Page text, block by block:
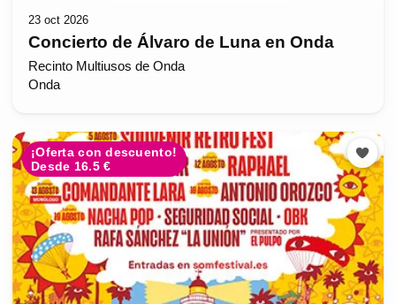
23 oct 2026
Concierto de Álvaro de Luna en Onda
Recinto Multiusos de Onda
Onda
¡Oferta con descuento!
Desde 16.5 €